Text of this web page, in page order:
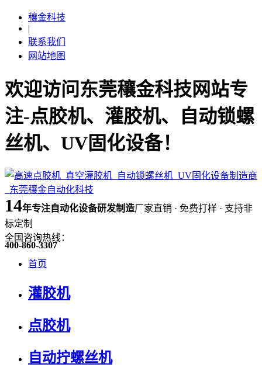
穰金科技
|
联系我们
网站地图
欢迎访问东莞穰金科技网站专
注-点胶机、灌胶机、自动锁螺
丝机、UV固化设备！
14年专注自动化设备研发制造厂家直销 · 免费打样 · 支持非
标定制
全国咨询热线：
400-860-3307
首页
灌胶机
点胶机
自动拧螺丝机